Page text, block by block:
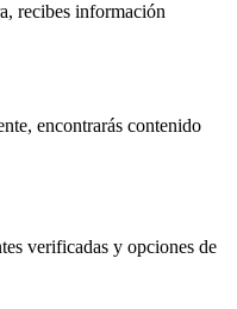
recibes información
encontrarás contenido
verificadas y opciones de